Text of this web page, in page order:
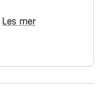
Les mer